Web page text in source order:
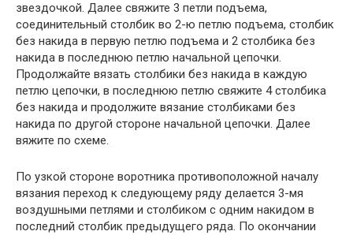
звездочкой. Далее свяжите 3 петли подъема,
соединительный столбик во 2-ю петлю подъема, столбик
без накида в первую петлю подъема и 2 столбика без
накида в последнюю петлю начальной цепочки.
Продолжайте вязать столбики без накида в каждую
петлю цепочки, в последнюю петлю свяжите 4 столбика
без накида и продолжите вязание столбиками без
накида по другой стороне начальной цепочки. Далее
вяжите по схеме.
По узкой стороне воротника противоположной началу
вязания переход к следующему ряду делается 3-мя
воздушными петлями и столбиком с одним накидом в
последний столбик предыдущего ряда. По окончании